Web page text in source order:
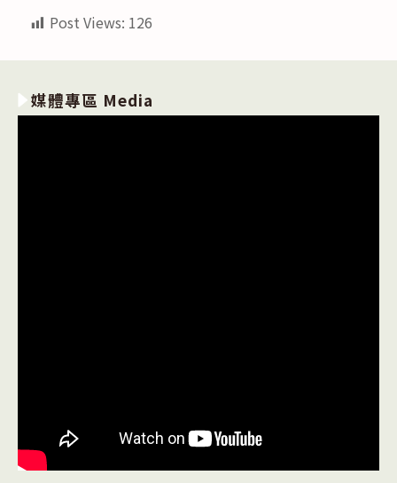
Post Views: 126
媒體專區 Media